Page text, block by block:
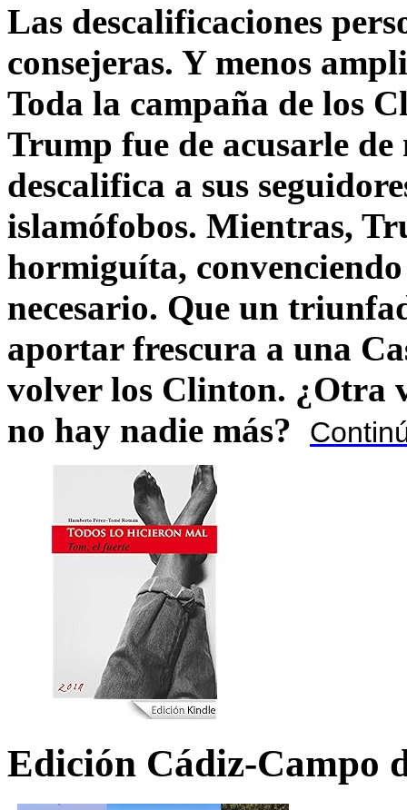
Las descalificaciones
consejeras. Y menos
Toda la campaña de los
Trump fue de acusarle
descalifica a sus
islamófobos. Mientras,
hormiguíta,
necesario. Que un
aportar frescura a una
volver los Clinton. ¿Otra
no hay nadie más?
Edición Cádiz-Campo